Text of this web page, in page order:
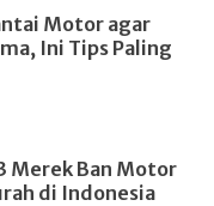
Motor agar
Ini Tips Paling
Merek Ban Motor
di Indonesia